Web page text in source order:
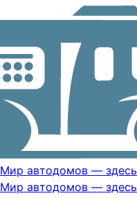
Мир автодомов — здесь
Мир автодомов — здесь